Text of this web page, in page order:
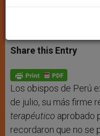
a
t
s
p
p
s
s
e
g
e
r
c
e
b
o
k
i
Share this Entry
Los obispos de Perú
de julio, su más firme
terapéutico aprobado
recordaron que no se